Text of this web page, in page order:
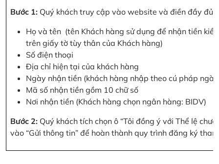
Bước 1: Quý khách truy cập vào website và điền đầy đủ
Họ và tên (tên Khách hàng sử dụng để nhận tiền
trên giấy tờ tùy thân của Khách hàng)
Số điện thoại
Địa chỉ hiện tại của khách hàng
Ngày nhận tiền (khách hàng nhập theo cú pháp
Mã số nhận tiền gồm 10 chữ số
Nơi nhận tiền (Khách hàng chọn ngân hàng: BIDV)
Bước 2: Quý khách tích chọn ô “Tôi đồng ý với Thể lệ
vào “Gửi thông tin” để hoàn thành quy trình đăng ký